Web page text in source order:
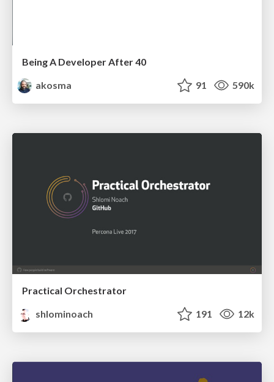
Being A Developer After 40
akosma
91 590k
Practical Orchestrator
shlominoach
191 12k